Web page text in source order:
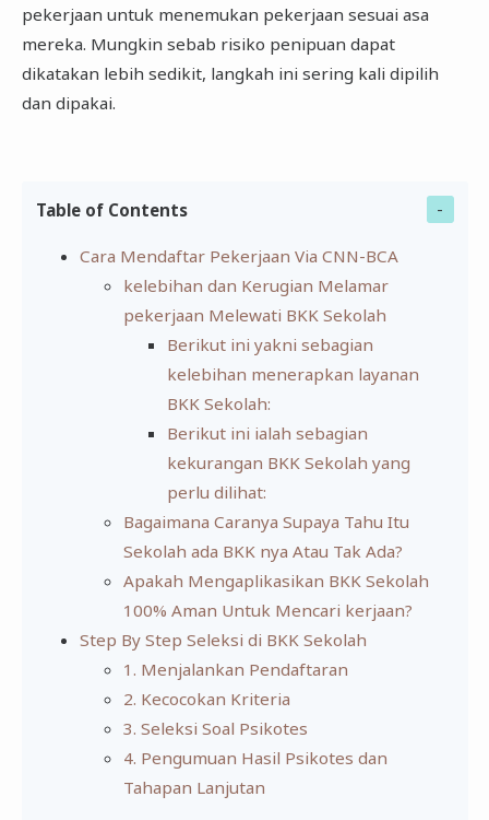
pekerjaan untuk menemukan pekerjaan sesuai asa
mereka. Mungkin sebab risiko penipuan dapat
dikatakan lebih sedikit, langkah ini sering kali dipilih
dan dipakai.
Table of Contents
Cara Mendaftar Pekerjaan Via CNN-BCA
kelebihan dan Kerugian Melamar
pekerjaan Melewati BKK Sekolah
Berikut ini yakni sebagian
kelebihan menerapkan layanan
BKK Sekolah:
Berikut ini ialah sebagian
kekurangan BKK Sekolah yang
perlu dilihat:
Bagaimana Caranya Supaya Tahu Itu
Sekolah ada BKK nya Atau Tak Ada?
Apakah Mengaplikasikan BKK Sekolah
100% Aman Untuk Mencari kerjaan?
Step By Step Seleksi di BKK Sekolah
1. Menjalankan Pendaftaran
2. Kecocokan Kriteria
3. Seleksi Soal Psikotes
4. Pengumuan Hasil Psikotes dan
Tahapan Lanjutan